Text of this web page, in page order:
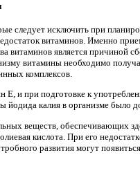
следует исключить при
витаминов. Именно
витаминов является причиной
витамины необходимо
комплексов.
Е, и при подготовке к
йодида калия в организме было
веществ, обеспечивающих
кислота. При его
развития могут